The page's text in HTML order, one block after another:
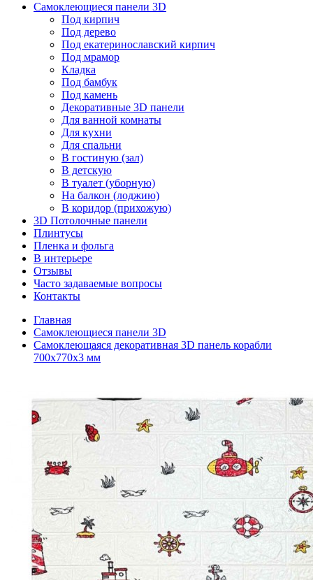
Самоклеющиеся панели 3D
Под кирпич
Под дерево
Под екатеринославский кирпич
Под мрамор
Кладка
Под бамбук
Под камень
Декоративные 3D панели
Для ванной комнаты
Для кухни
Для спальни
В гостиную (зал)
В детскую
В туалет (уборную)
На балкон (лоджию)
В коридор (прихожую)
3D Потолочные панели
Плинтусы
Пленка и фольга
В интерьере
Отзывы
Часто задаваемые вопросы
Контакты
Главная
Самоклеющиеся панели 3D
Самоклеющаяся декоративная 3D панель корабли
700x770x3 мм